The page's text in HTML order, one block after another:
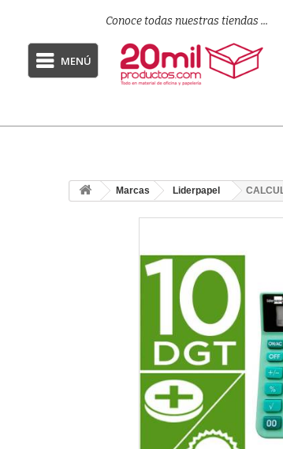
Conoce todas nuestras tiendas ...
MENÚ
Marcas Liderpapel